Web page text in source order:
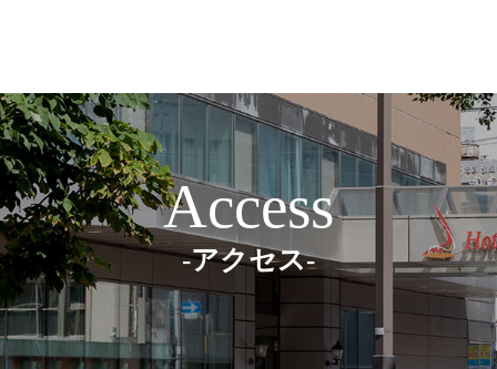
Access
-アクセス-